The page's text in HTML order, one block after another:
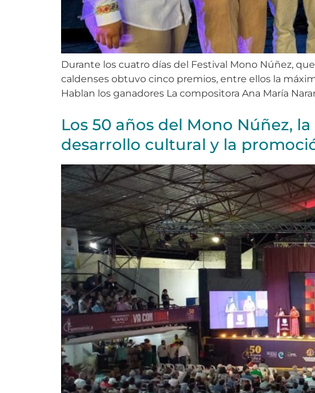
Durante los cuatro días del Festival Mono Núñez,
caldenses obtuvo cinco premios, entre ellos la
Hablan los ganadores La compositora Ana María
Los 50 años del Mono Núñez,
desarrollo cultural y la